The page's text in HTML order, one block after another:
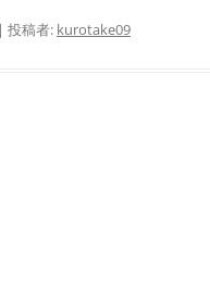
| 投稿者: kurotake09